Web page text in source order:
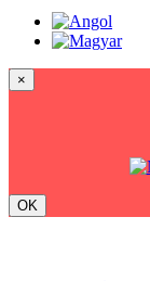
×
OK